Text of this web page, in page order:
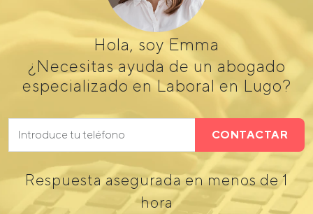
Hola, soy Emma
¿Necesitas ayuda de un abogado
especializado en Laboral en Lugo?
CONTACTAR
Respuesta asegurada en menos de 1
hora